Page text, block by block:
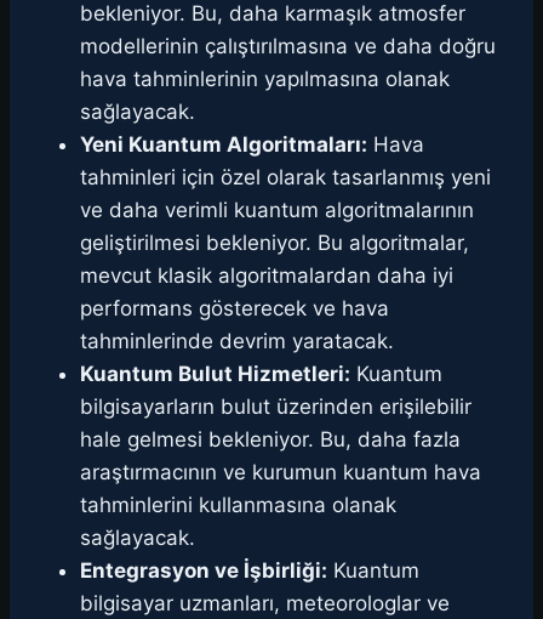
bekleniyor. Bu, daha karmaşık atmosfer
modellerinin çalıştırılmasına ve daha doğru
hava tahminlerinin yapılmasına olanak
sağlayacak.
Yeni Kuantum Algoritmaları: Hava
tahminleri için özel olarak tasarlanmış yeni
ve daha verimli kuantum algoritmalarının
geliştirilmesi bekleniyor. Bu algoritmalar,
mevcut klasik algoritmalardan daha iyi
performans gösterecek ve hava
tahminlerinde devrim yaratacak.
Kuantum Bulut Hizmetleri: Kuantum
bilgisayarların bulut üzerinden erişilebilir
hale gelmesi bekleniyor. Bu, daha fazla
araştırmacının ve kurumun kuantum hava
tahminlerini kullanmasına olanak
sağlayacak.
Entegrasyon ve İşbirliği: Kuantum
bilgisayar uzmanları, meteorologlar ve